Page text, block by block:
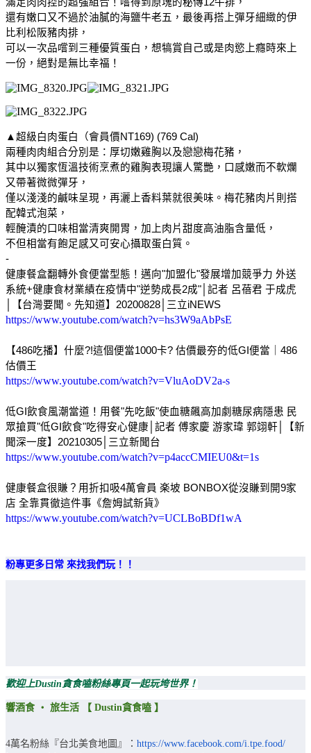
還有嫩口又不過於油膩的海鹽牛老五，最後再搭上彈牙細緻的伊
比利松阪豬肉排，
可以一次品嚐到三種優質蛋白，想犒賞自己或是肉慾上癮時來上
一份，絕對是無比幸福！
▲超級白肉蛋白（會員價NT169) (769 Cal)
兩種肉肉組合分別是：厚切嫩雞胸以及戀戀梅花豬，
其中以獨家恆溫技術烹煮的雞胸表現讓人驚艷，口感嫩而不軟爛
又帶著微微彈牙，
僅以淺淺的鹹味呈現，再灑上香料葉就很美味。梅花豬肉片則搭
配韓式泡菜，
輕醃漬的口味相當清爽開胃，加上肉片甜度高油脂含量低，
不但相當有飽足感又可安心攝取蛋白質。
-
健康餐盒翻轉外食便當型態！邁向"加盟化"發展增加競爭力 外送
系統+健康食材業績在疫情中"逆勢成長2成"│記者 呂蓓君 于成虎
│【台灣要聞。先知道】20200828│三立iNEWS
https://www.youtube.com/watch?v=hs3W9aAbPsE
【486吃播】什麼?!這個便當1000卡? 估價最夯的低GI便當｜486
估價王
https://www.youtube.com/watch?v=VluAoDV2a-s
低GI飲食風潮當道！用餐"先吃飯"使血糖飆高加劇糖尿病隱患 民
眾搶買"低GI飲食"吃得安心健康│記者 傅家慶 游家瑋 郭翊軒│【新
聞深一度】20210305│三立新聞台
https://www.youtube.com/watch?v=p4accCMIEU0&t=1s
健康餐盒很賺？用折扣吸4萬會員 楽坡 BONBOX從沒賺到開9家
店 全靠貫徹這件事《詹姆試新貨》
https://www.youtube.com/watch?v=UCLBoBDf1wA
粉專更多日常 來找我們玩！！
歡迎上Dustin貪食嗑粉絲專頁一起玩垮世界！
響酒食 ‧ 旅生活 【 Dustin貪食嗑 】
4萬名粉絲『台北美食地圖』： https://www.facebook.com/i.tpe.food/